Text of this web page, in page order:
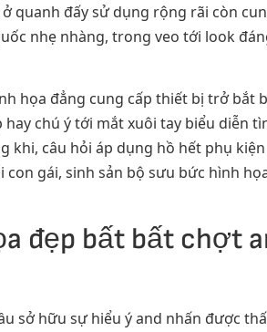
quanh đấy sử dụng rộng rãi còn
nhẹ nhàng, trong veo tới look
họa đẳng cung cấp thiết bị trở bắt
chú ý tới mắt xuôi tay biểu diễn
khi, câu hỏi áp dụng hồ hết phụ
gái, sinh sản bộ sưu bức hình
đẹp bất bất chợt
sở hữu sự hiểu ý and nhấn được